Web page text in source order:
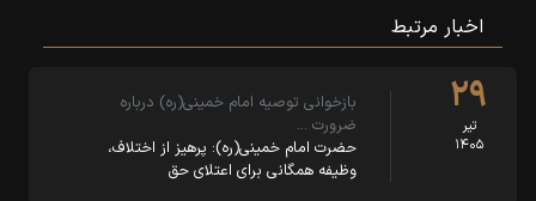
اخبار مرتبط
۲۹
تیر
۱۴۰۵
بازخوانی توصیه امام خمینی(ره) درباره
ضرورت …
حضرت امام خمینی(ره): پرهیز از اختلاف،
وظیفه همگانی برای اعتلای حق